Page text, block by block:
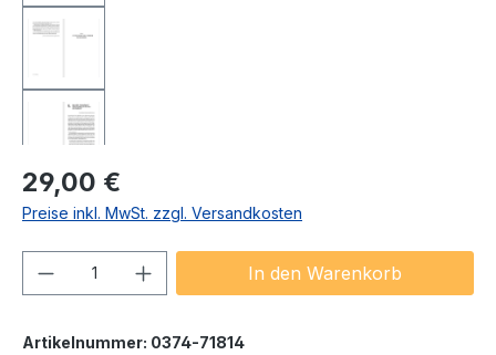
Regulärer Preis:
29,00 €
Preise inkl. MwSt. zzgl. Versandkosten
Produkt Anzahl: Gib denIn den Warenkorb
Artikelnummer: 0374-71814